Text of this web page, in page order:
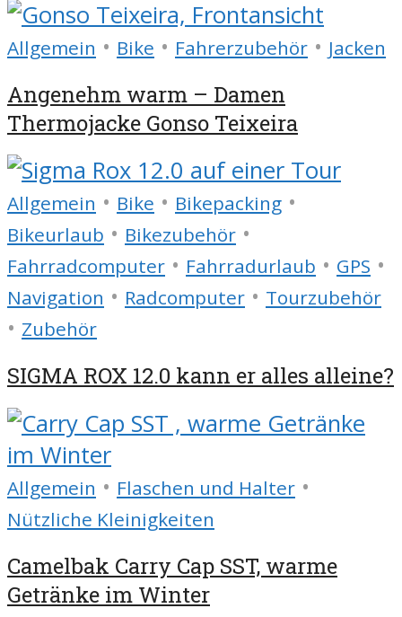
Allgemein • Bike • Fahrerzubehör • Jacken
Angenehm warm – Damen
Thermojacke Gonso Teixeira
Allgemein • Bike • Bikepacking •
Bikeurlaub • Bikezubehör •
Fahrradcomputer • Fahrradurlaub • GPS •
Navigation • Radcomputer • Tourzubehör
• Zubehör
SIGMA ROX 12.0 kann er alles alleine?
Allgemein • Flaschen und Halter •
Nützliche Kleinigkeiten
Camelbak Carry Cap SST, warme
Getränke im Winter